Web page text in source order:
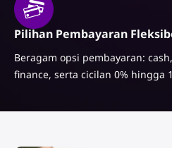
Pilihan Pembayaran
Beragam opsi pembayaran:
finance, serta cicilan 0% hingga